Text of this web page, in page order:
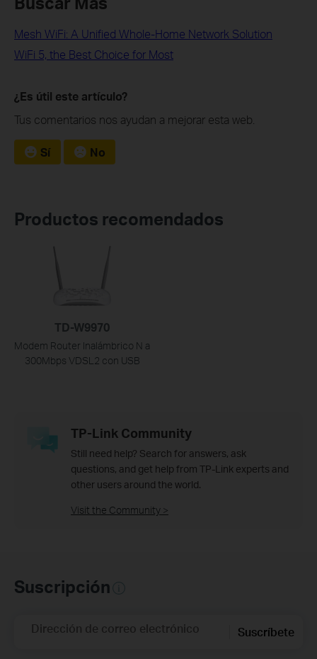
Mesh WiFi: A Unified Whole-Home Network Solution
WiFi 5, the Best Choice for Most
¿Es útil este artículo?
Tus comentarios nos ayudan a mejorar esta web.
Sí No
Productos recomendados
TD-W9970
Modem Router Inalámbrico N a
300Mbps VDSL2 con USB
TP-Link Community
Still need help? Search for answers, ask
questions, and get help from TP-Link experts and
other users around the world.
Visit the Community >
Suscripción
Dirección de correo electrónico Suscríbete